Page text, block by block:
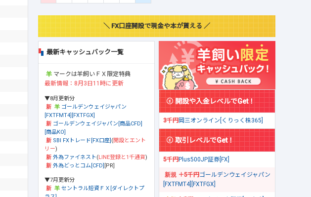
＼ FX口座開設で現金や本が貰える ／
最新キャッシュバック一覧
マークは羊飼いＦＸ限定特典
最新情報：8月3日11時に更新
▼8月更新分
ゴールデンウェイジャパン
[FXTFMT4][FXTFGX]
ゴールデンウェイジャパン[商品CFD]
[商品KO]
SBI FXトレード[FX口座] (開設とエント
リー)
外為ファイネスト(LINE登録と1千通貨)
外為どっとコム[CFD] [PR]
▼7月更新分
セントラル短資ＦＸ[ダイレクトプ
開設や入金レベルでGet！
3千円岡三オンライン[くりっく株365]
取引レベルでGet！
5千円Plus500JP証券[FX]
＋5千円ゴールデンウェイジャパン
[FXTFMT4][FXTFGX]